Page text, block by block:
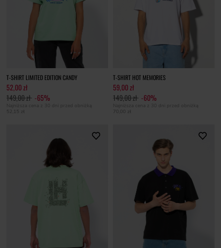
T-SHIRT LIMITED EDITION CANDY
52,00 zł
149,00 zł -65%
Najniższa cena z 30 dni przed obniżką
52,15 zł
T-SHIRT HOT MEMORIES
59,00 zł
149,00 zł -60%
Najniższa cena z 30 dni przed obniżką
70,00 zł